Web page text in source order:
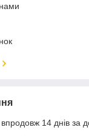
14 днів за